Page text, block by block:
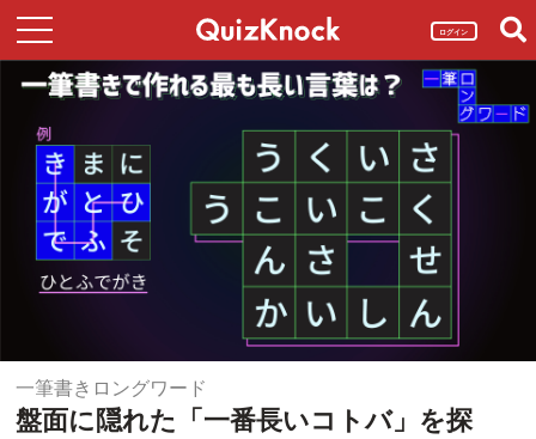
ログイン
一筆書きロングワード
盤面に隠れた「一番長いコトバ」を探